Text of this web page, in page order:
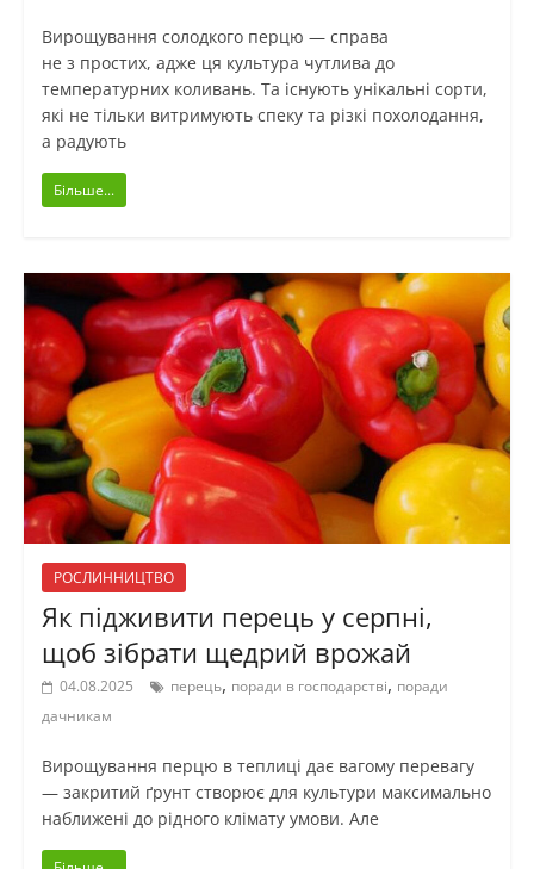
Вирощування солодкого перцю — справа
не з простих, адже ця культура чутлива до
температурних коливань. Та існують унікальні сорти,
які не тільки витримують спеку та різкі похолодання,
а радують
Більше...
РОСЛИННИЦТВО
Як підживити перець у серпні,
щоб зібрати щедрий врожай
04.08.2025 перець, поради в господарстві, поради
дачникам
Вирощування перцю в теплиці дає вагому перевагу
— закритий ґрунт створює для культури максимально
наближені до рідного клімату умови. Але